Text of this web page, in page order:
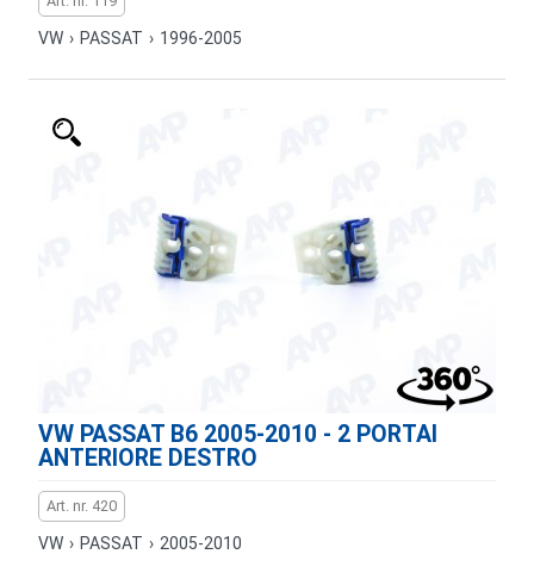
VW › PASSAT › 1996-2005
VW PASSAT B6 2005-2010 - 2 PORTAI
ANTERIORE DESTRO
Art. nr. 420
VW › PASSAT › 2005-2010